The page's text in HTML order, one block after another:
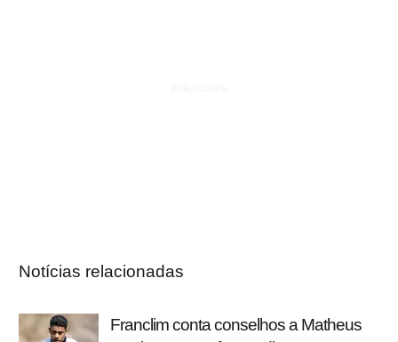
Notícias relacionadas
Franclim conta conselhos a Matheus